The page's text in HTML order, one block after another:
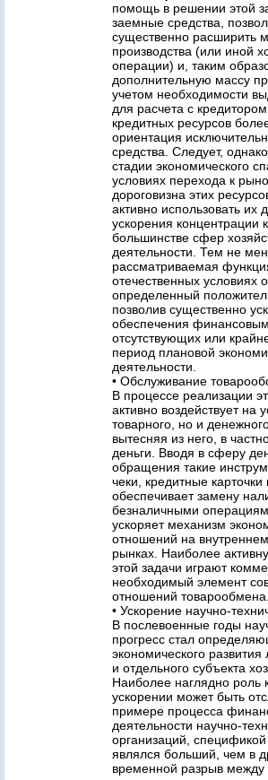
помощь в решении этой
заемные средства,
существенно расширить
производства (или иной
операции) и, таким
дополнительную массу
учетом необходимости
для расчета с
кредитных ресурсов
ориентация
средства. Следует,
стадии экономического
условиях перехода к
дороговизна этих
активно использовать их
ускорения концентрации
большинстве сфер
деятельности. Тем не
рассматриваемая
отечественных условиях
определенный
позволив существенно
обеспечения
отсутствующих или
период плановой
деятельности.
• Обслуживание
В процессе реализации
активно воздействует на
товарного, но и
вытесняя из него, в
деньги. Вводя в сферу
обращения такие
чеки, кредитные карточки
обеспечивает замену
безналичными
ускоряет механизм
отношений на
рынках. Наиболее
этой задачи играют
необходимый элемент
отношений товарообмена.
• Ускорение научно-
В послевоенные годы
прогресс стал
экономического развития
и отдельного субъекта
Наиболее наглядно роль
ускорении может быть
примере процесса
деятельности научно-
организаций, спецификой
являлся больший, чем в
временной разрыв